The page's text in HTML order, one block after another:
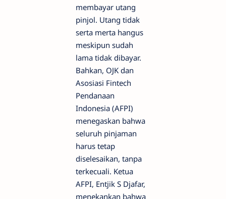
membayar utang
pinjol. Utang tidak
serta merta hangus
meskipun sudah
lama tidak dibayar.
Bahkan, OJK dan
Asosiasi Fintech
Pendanaan
Indonesia (AFPI)
menegaskan bahwa
seluruh pinjaman
harus tetap
diselesaikan, tanpa
terkecuali. Ketua
AFPI, Entjik S Djafar,
menekankan bahwa